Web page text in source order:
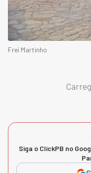
Frei Martinho
Siga o ClickPB no